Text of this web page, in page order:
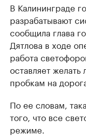
В Калининграде
разрабатывают
сообщила глава
Дятлова в ходе
работа
оставляет
пробкам на
По ее словам,
того, что все
режиме.